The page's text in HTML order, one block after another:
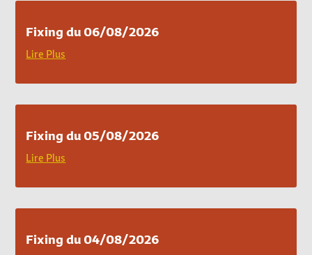
Fixing du 06/08/2026
Lire Plus
Fixing du 05/08/2026
Lire Plus
Fixing du 04/08/2026